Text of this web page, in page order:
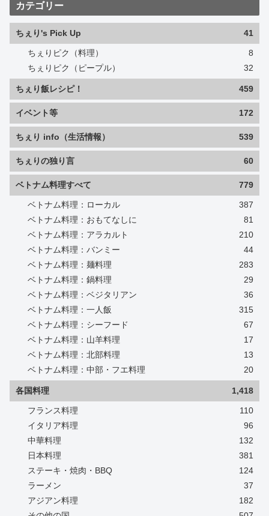
カテゴリー
ちぇり's Pick Up 41
ちぇりピク（料理）
8
ちぇりピク（ピープル）
32
ちぇり飯レシピ！ 459
イベント等 172
ちぇり info（生活情報） 539
ちぇりの独り言 60
ベトナム料理すべて 779
ベトナム料理：ローカル
387
ベトナム料理：おもてなしに
81
ベトナム料理：アラカルト
210
ベトナム料理：バンミー
44
ベトナム料理：麺料理
283
ベトナム料理：鍋料理
29
ベトナム料理：ベジタリアン
36
ベトナム料理：一人飯
315
ベトナム料理：シーフード
67
ベトナム料理：山羊料理
17
ベトナム料理：北部料理
13
ベトナム料理：中部・フエ料理
20
各国料理 1,418
フランス料理
110
イタリア料理
96
中華料理
132
日本料理
381
ステーキ・焼肉・BBQ
124
ラーメン
37
アジアン料理
182